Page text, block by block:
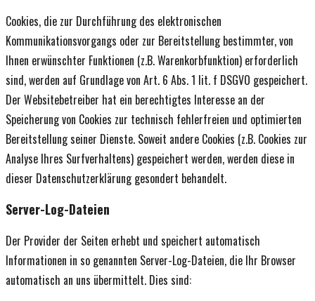
Cookies, die zur Durchführung des elektronischen
Kommunikationsvorgangs oder zur Bereitstellung bestimmter, von
Ihnen erwünschter Funktionen (z.B. Warenkorbfunktion) erforderlich
sind, werden auf Grundlage von Art. 6 Abs. 1 lit. f DSGVO gespeichert.
Der Websitebetreiber hat ein berechtigtes Interesse an der
Speicherung von Cookies zur technisch fehlerfreien und optimierten
Bereitstellung seiner Dienste. Soweit andere Cookies (z.B. Cookies zur
Analyse Ihres Surfverhaltens) gespeichert werden, werden diese in
dieser Datenschutzerklärung gesondert behandelt.
Server-Log-Dateien
Der Provider der Seiten erhebt und speichert automatisch
Informationen in so genannten Server-Log-Dateien, die Ihr Browser
automatisch an uns übermittelt. Dies sind: